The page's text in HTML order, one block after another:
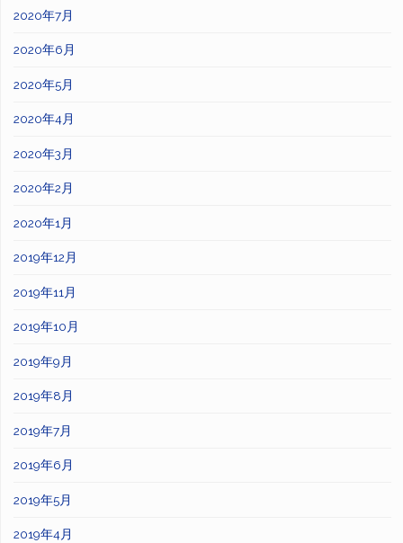
2020年7月
2020年6月
2020年5月
2020年4月
2020年3月
2020年2月
2020年1月
2019年12月
2019年11月
2019年10月
2019年9月
2019年8月
2019年7月
2019年6月
2019年5月
2019年4月